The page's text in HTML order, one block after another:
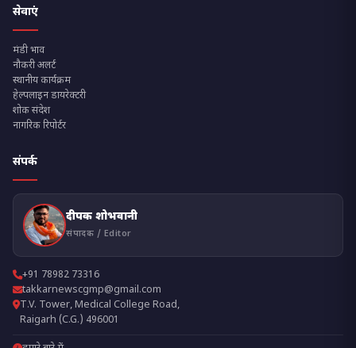
सेवाएं
मंडी भाव
नौकरी अलर्ट
स्थानीय कार्यक्रम
हेल्पलाइन डायरेक्टरी
शोक संदेश
नागरिक रिपोर्टर
संपर्क
दीपक शोभवानी
संपादक / Editor
+91 78982 73316
takkarnewscgmp@gmail.com
T.V. Tower, Medical College Road,
Raigarh (C.G.) 496001